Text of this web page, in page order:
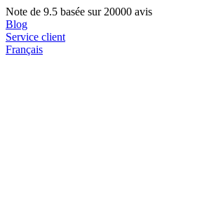
Note de 9.5 basée sur 20000 avis
Blog
Service client
Français